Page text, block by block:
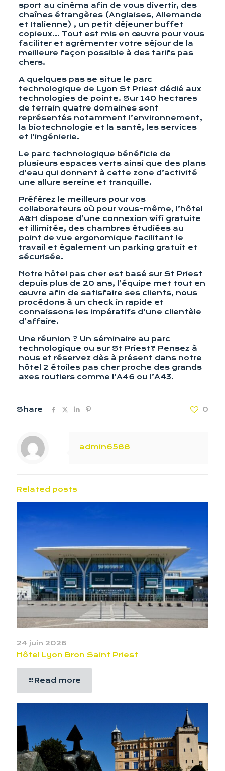
sport au cinéma afin de vous divertir, des
chaînes étrangères (Anglaises, Allemande
et Italienne) , un petit déjeuner buffet
copieux… Tout est mis en œuvre pour vous
faciliter et agrémenter votre séjour de la
meilleure façon possible à des tarifs pas
chers.
A quelques pas se situe le parc
technologique de Lyon St Priest dédié aux
technologies de pointe. Sur 140 hectares
de terrain quatre domaines sont
représentés notamment l’environnement,
la biotechnologie et la santé, les services
et l’ingénierie.
Le parc technologique bénéficie de
plusieurs espaces verts ainsi que des plans
d’eau qui donnent à cette zone d’activité
une allure sereine et tranquille.
Préférez le meilleurs pour vos
collaborateurs où pour vous-même, l’hôtel
A&H dispose d’une connexion wifi gratuite
et illimitée, des chambres étudiées au
point de vue ergonomique facilitant le
travail et également un parking gratuit et
sécurisée.
Notre hôtel pas cher est basé sur St Priest
depuis plus de 20 ans, l’équipe met tout en
œuvre afin de satisfaire ses clients, nous
procédons à un check in rapide et
connaissons les impératifs d’une clientèle
d’affaire.
Une réunion ? Un séminaire au parc
technologique ou sur St Priest? Pensez à
nous et réservez dès à présent dans notre
hôtel 2 étoiles pas cher proche des grands
axes routiers comme l’A46 ou l’A43.
Share 0
admin6588
Related posts
24 juin 2026
Hôtel Lyon Bron Saint Priest
Read more